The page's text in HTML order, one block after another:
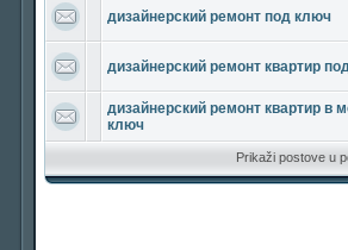
дизайнерский ремонт под ключ
дизайнерский ремонт квартир
дизайнерский ремонт квартир в
ключ
Prikaži postove u